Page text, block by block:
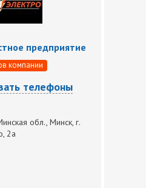
предприятие
компании
телефоны
обл., Минск, г.
2а